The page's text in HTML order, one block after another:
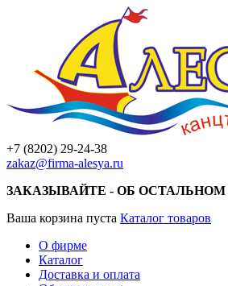
+7 (8202) 29-24-38
zakaz@firma-alesya.ru
ЗАКАЗЫВАЙТЕ - ОБ
Ваша корзина пуста Каталог товаров
О фирме
Каталог
Доставка и оплата